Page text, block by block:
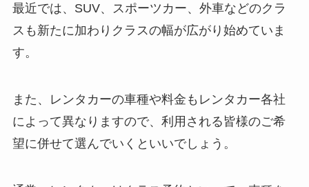
最近では、SUV、スポーツカー、外車などのクラ
スも新たに加わりクラスの幅が広がり始めていま
す。
また、レンタカーの車種や料金もレンタカー各社
によって異なりますので、利用される皆様のご希
望に併せて選んでいくといいでしょう。